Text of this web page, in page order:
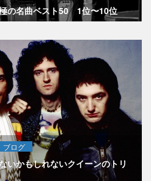
の名曲ベスト50 1位〜10位
ブログ
いかもしれないクイーンのトリ